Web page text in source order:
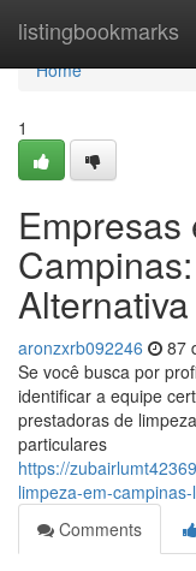
listingbookmarks
Home
Home
1
Empresas
Alternativa
aronzxrb092246 87
Se você busca por
identificar a equipe
prestadoras de
particulares
https://
limpeza-em-
Comments